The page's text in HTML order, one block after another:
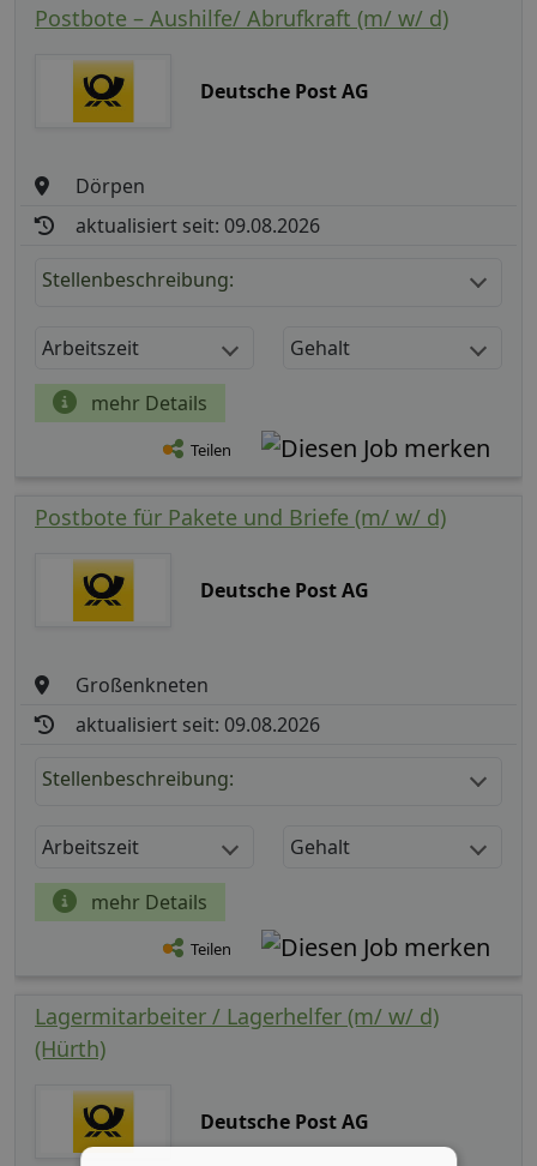
Postbote – Aushilfe/ Abrufkraft (m/ w/ d)
Deutsche Post AG
Dörpen
aktualisiert seit: 09.08.2026
Stellenbeschreibung:
Arbeitszeit Gehalt
mehr Details
Teilen
Postbote für Pakete und Briefe (m/ w/ d)
Deutsche Post AG
Großenkneten
aktualisiert seit: 09.08.2026
Stellenbeschreibung:
Arbeitszeit Gehalt
mehr Details
Teilen
Lagermitarbeiter / Lagerhelfer (m/ w/ d)
(Hürth)
Deutsche Post AG